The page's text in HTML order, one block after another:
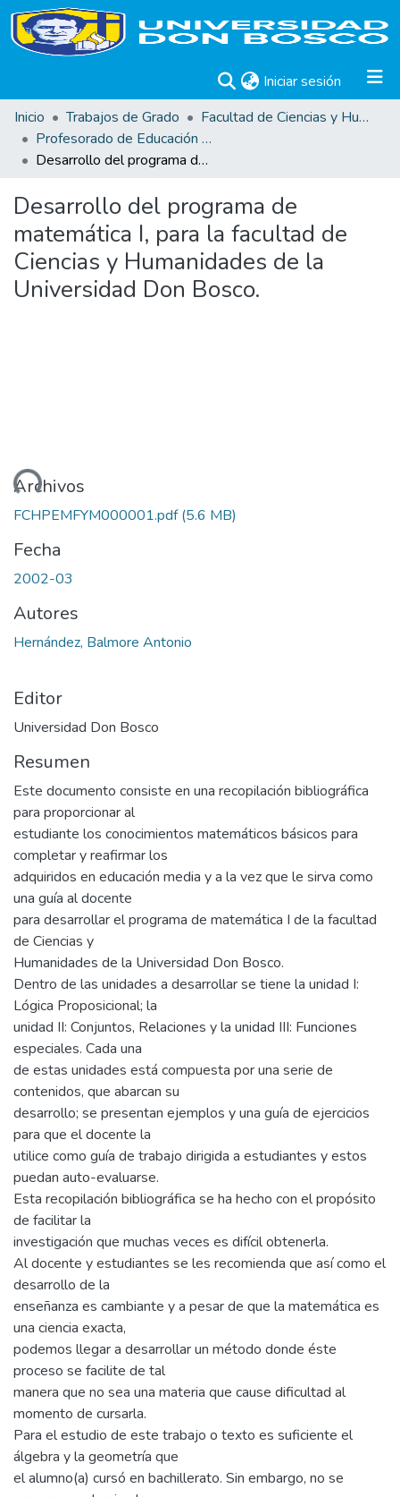
Iniciar sesión (current)
Inicio
Trabajos de Grado
Facultad de Ciencias y Humanidades
Profesorado de Educación Media para la Enseñanza de Física y Matemática
Desarrollo del programa de matemática I, para la facultad de Ciencias y Humanidades de la Universidad Don Bosco.
Desarrollo del programa de
matemática I, para la facultad de
Ciencias y Humanidades de la
Universidad Don Bosco.
Archivos
FCHPEMFYM000001.pdf(5.6 MB)
Fecha
2002-03
Autores
Hernández, Balmore Antonio
Editor
Universidad Don Bosco
Resumen
Este documento consiste en una recopilación bibliográfica
para proporcionar al
estudiante los conocimientos matemáticos básicos para
completar y reafirmar los
adquiridos en educación media y a la vez que le sirva como
una guía al docente
para desarrollar el programa de matemática I de la facultad
de Ciencias y
Humanidades de la Universidad Don Bosco.
Dentro de las unidades a desarrollar se tiene la unidad I:
Lógica Proposicional; la
unidad II: Conjuntos, Relaciones y la unidad III: Funciones
especiales. Cada una
de estas unidades está compuesta por una serie de
contenidos, que abarcan su
desarrollo; se presentan ejemplos y una guía de ejercicios
para que el docente la
utilice como guía de trabajo dirigida a estudiantes y estos
puedan auto-evaluarse.
Esta recopilación bibliográfica se ha hecho con el propósito
de facilitar la
investigación que muchas veces es difícil obtenerla.
Al docente y estudiantes se les recomienda que así como el
desarrollo de la
enseñanza es cambiante y a pesar de que la matemática es
una ciencia exacta,
podemos llegar a desarrollar un método donde éste
proceso se facilite de tal
manera que no sea una materia que cause dificultad al
momento de cursarla.
Para el estudio de este trabajo o texto es suficiente el
álgebra y la geometría que
el alumno(a) cursó en bachillerato. Sin embargo, no se